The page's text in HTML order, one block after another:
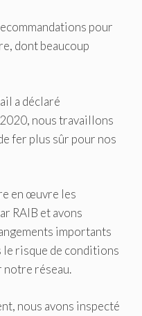
pour
dont beaucoup
a déclaré
nous travaillons
fer plus sûr pour nos
en œuvre les
RAIB et avons
importants
le risque de conditions
réseau.
nous avons inspecté